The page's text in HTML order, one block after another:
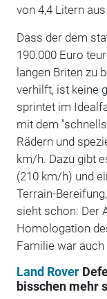
von 4,4 Litern
Dass der dem
190.000 Euro
langen Briten zu
verhilft, ist keine
sprintet im
mit dem
Rädern und
km/h. Dazu gibt
(210 km/h) und
Terrain-
sieht schon: Der
Homologation
Familie war auch
Land Rover
bisschen mehr